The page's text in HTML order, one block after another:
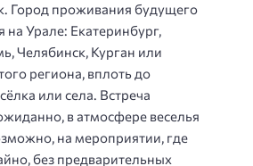
Город проживания будущего
на Урале: Екатеринбург,
Челябинск, Курган или
региона, вплоть до
или села. Встреча
в атмосфере веселья
на мероприятии, где
без предварительных